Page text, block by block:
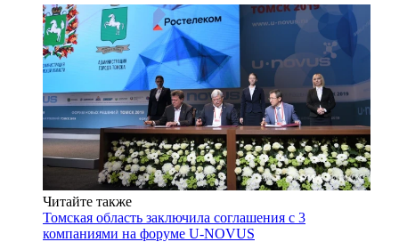
Читайте также
Томская область заключила соглашения с 3
компаниями на форуме U-NOVUS